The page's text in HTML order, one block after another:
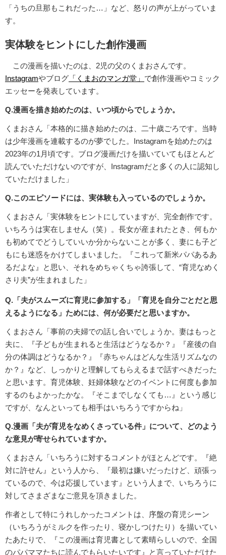
「うちの旦那もこれだった…」など、怒りの声が上がっていま
す。
実体験をヒントにした創作漫画
この漫画を描いたのは、2児の父のくまおさんです。
Instagramやブログ 「くまおのマンガ堂」 で創作漫画やコミック
エッセーを発表しています。
Q.漫画を描き始めたのは、いつ頃からでしょうか。
くまおさん「本格的に描き始めたのは、二十歳ごろです。当時
は少年漫画を連載するのが夢でした。Instagramを始めたのは
2023年の1月頃です。ブログ漫画だけを描いていてもほとんど
読んでいただけないのですが、Instagramだと多くの人に認知し
ていただけました」
Q.このエピソードには、実体験も入っているのでしょうか。
くまおさん「実体験をヒントにしていますが、完全創作です。
いちろうは実在しません（笑）。長女が産まれたとき、何もか
も初めてでどうしていいか分からないことが多く、妻にも子ど
もにも迷惑をかけてしまいました。『これって新米パパあるあ
るだよな』と思い、それをめちゃくちゃ誇張して、“育児なめく
さり夫”が生まれました」
Q.「夫がスムーズに育児に参加する」「育児を自分ごとだと思
えるようになる」ためには、何が必要だと思いますか。
くまおさん「事前の夫婦での話し合いでしょうか。妻はもっと
夫に、『子どもが生まれると生活はどうなるか？』『産後の自
分の体調はどうなるか？』『赤ちゃんはどんな生活リズムなの
か？』など、しっかりと理解してもらえるまで話すべきだった
と思います。育児体験、妊婦体験などのイベントに何度も参加
するのもよかったかな。『そこまでしなくても…』という感じ
ですが、なんといっても相手はいちろうですからね」
Q.漫画「夫が育児をなめくさっている件」について、どのよう
な意見が寄せられていますか。
くまおさん「いちろうに対するコメントがほとんどです。『絶
対に許せん』という人から、『最初は嫌いだったけど、頑張っ
ているので、今は応援しています』という人まで、いちろうに
対してさまざまなご意見を頂きました。
作者として特にうれしかったコメントは、序盤の育児シーン
（いちろうがミルクを作ったり、寝かしつけたり）を描いてい
たあたりで、『この漫画は育児書として素晴らしいので、全国
のパパママたちに読んでもらいたいです』と言っていただけた